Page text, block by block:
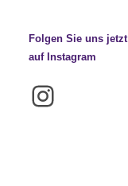
Folgen Sie uns jetzt
auf Instagram
Instagram